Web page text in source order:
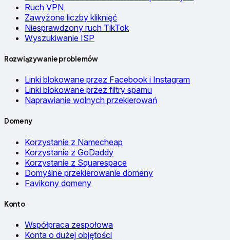
Ruch VPN
Zawyżone liczby kliknięć
Niesprawdzony ruch TikTok
Wyszukiwanie ISP
Rozwiązywanie problemów
Linki blokowane przez Facebook i Instagram
Linki blokowane przez filtry spamu
Naprawianie wolnych przekierowań
Domeny
Korzystanie z Namecheap
Korzystanie z GoDaddy
Korzystanie z Squarespace
Domyślne przekierowanie domeny
Favikony domeny
Konto
Współpraca zespołowa
Konta o dużej objętości